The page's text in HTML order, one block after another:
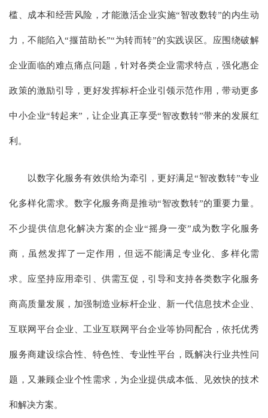
槛、成本和经营风险，才能激活企业实施“智改数转”的内生动
力，不能陷入“揠苗助长”“为转而转”的实践误区。应围绕破解
企业面临的难点痛点问题，针对各类企业需求特点，强化惠企
政策的激励引导，更好发挥标杆企业引领示范作用，带动更多
中小企业“转起来”，让企业真正享受“智改数转”带来的发展红
利。
以数字化服务有效供给为牵引，更好满足“智改数转”专业
化多样化需求。数字化服务商是推动“智改数转”的重要力量。
不少提供信息化解决方案的企业“摇身一变”成为数字化服务
商，虽然发挥了一定作用，但远不能满足专业化、多样化需
求。应坚持应用牵引、供需互促，引导和支持各类数字化服务
商高质量发展，加强制造业标杆企业、新一代信息技术企业、
互联网平台企业、工业互联网平台企业等协同配合，依托优秀
服务商建设综合性、特色性、专业性平台，既解决行业共性问
题，又兼顾企业个性需求，为企业提供成本低、见效快的技术
和解决方案。